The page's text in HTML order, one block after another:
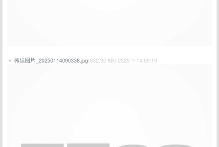
▼ 微信图片_20250114090338.jpg(632.92 KB) 2025-1-14 09:19